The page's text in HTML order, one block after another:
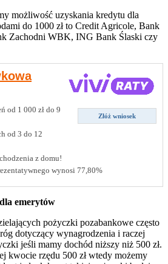
możliwość uzyskania kredytu dla
do 1000 zł to Credit Agricole, Bank
Zachodni WBK, ING Bank Ślaski czy
Złóż wniosek
od 1 000 zł do 9
od 3 do 12
z domu!
wynosi 77,80%
emerytów
pożyczki pozabankowe często
dotyczący wynagrodzenia i raczej
jeśli mamy dochód niższy niż 500 zł.
kwocie rzędu 500 zł wtedy możemy